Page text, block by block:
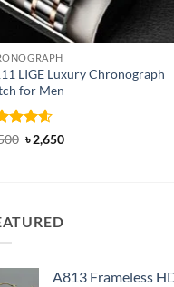
LIGE Luxury Chronograph
for Men
4.6
Original
price
৳2,650Current
A813 Frameless